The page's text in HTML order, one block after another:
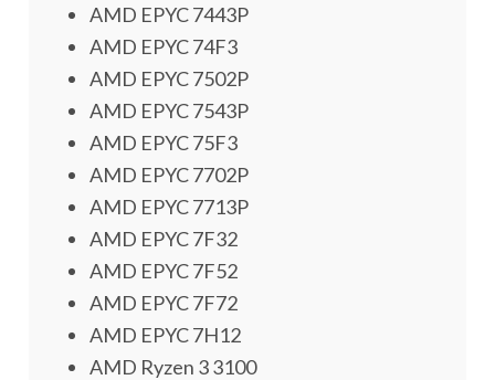
AMD EPYC 7443P
AMD EPYC 74F3
AMD EPYC 7502P
AMD EPYC 7543P
AMD EPYC 75F3
AMD EPYC 7702P
AMD EPYC 7713P
AMD EPYC 7F32
AMD EPYC 7F52
AMD EPYC 7F72
AMD EPYC 7H12
AMD Ryzen 3 3100